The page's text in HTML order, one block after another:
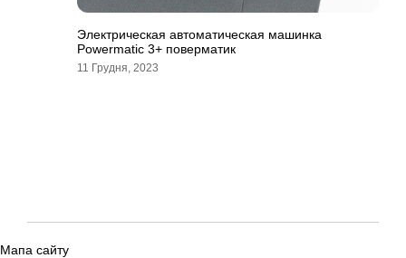
Электрическая автоматическая машинка
Powermatic 3+ поверматик
11 Грудня, 2023
Мапа сайту